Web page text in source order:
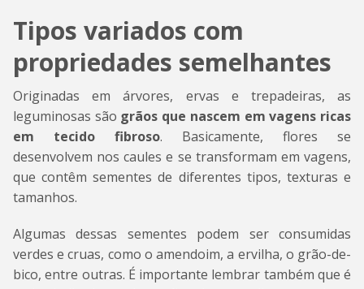
Tipos variados com
propriedades semelhantes
Originadas em árvores, ervas e trepadeiras, as
leguminosas são grãos que nascem em vagens ricas
em tecido fibroso. Basicamente, flores se
desenvolvem nos caules e se transformam em vagens,
que contêm sementes de diferentes tipos, texturas e
tamanhos.
Algumas dessas sementes podem ser consumidas
verdes e cruas, como o amendoim, a ervilha, o grão-de-
bico, entre outras. É importante lembrar também que é